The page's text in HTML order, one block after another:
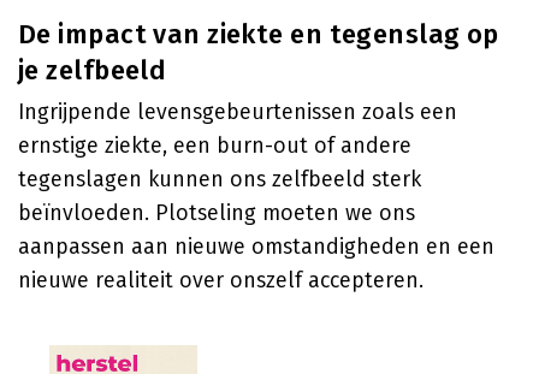
De impact van ziekte en tegenslag op
je zelfbeeld
Ingrijpende levensgebeurtenissen zoals een
ernstige ziekte, een burn-out of andere
tegenslagen kunnen ons zelfbeeld sterk
beïnvloeden. Plotseling moeten we ons
aanpassen aan nieuwe omstandigheden en een
nieuwe realiteit over onszelf accepteren.